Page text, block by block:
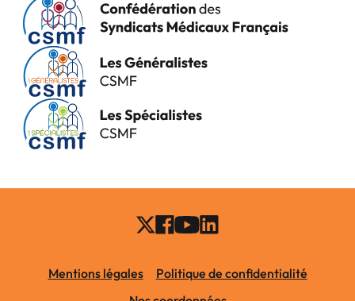
Mentions légales
Politique de confidentialité